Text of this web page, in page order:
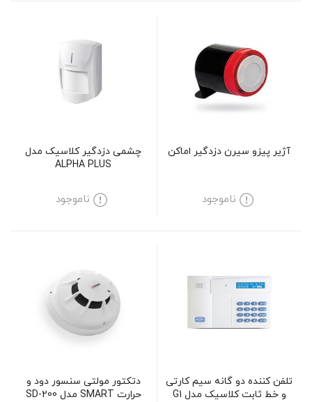
آژیر پیزو سیرن دزدگیر اماکن
ناموجود
چشمی دزدگیر کلاسیک مدل
ALPHA PLUS
ناموجود
تلفن کننده دو گانه سیم کارتی
و خط ثابت کلاسیک مدل G1
دتکتور مولتی سنسور دود و
حرارت SMART مدل SD-200